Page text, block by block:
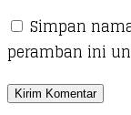
Simpan
peramban ini